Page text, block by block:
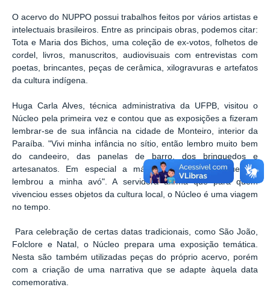
O acervo do NUPPO possui trabalhos feitos por vários artistas e
intelectuais brasileiros. Entre as principais obras, podemos citar:
Tota e Maria dos Bichos, uma coleção de ex-votos, folhetos de
cordel, livros, manuscritos, audiovisuais com entrevistas com
poetas, brincantes, peças de cerâmica, xilogravuras e artefatos
da cultura indígena.
Huga Carla Alves, técnica administrativa da UFPB, visitou o
Núcleo pela primeira vez e contou que as exposições a fizeram
lembrar-se de sua infância na cidade de Monteiro, interior da
Paraíba. "Vivi minha infância no sítio, então lembro muito bem
do candeeiro, das panelas de barro, dos brinquedos e
artesanatos. Em especial a máquina de costura, que me
lembrou a minha avó". A servidora afirma que para quem
vivenciou esses objetos da cultura local, o Núcleo é uma viagem
no tempo.
Para celebração de certas datas tradicionais, como São João,
Folclore e Natal, o Núcleo prepara uma exposição temática.
Nesta são também utilizadas peças do próprio acervo, porém
com a criação de uma narrativa que se adapte àquela data
comemorativa.